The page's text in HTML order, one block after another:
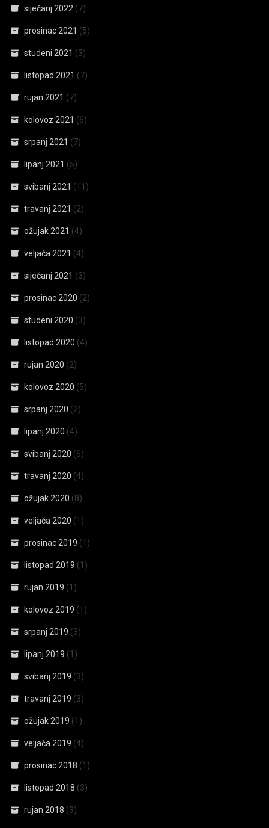
siječanj 2022 (7)
prosinac 2021 (5)
studeni 2021 (3)
listopad 2021 (7)
rujan 2021 (7)
kolovoz 2021 (6)
srpanj 2021 (7)
lipanj 2021 (5)
svibanj 2021 (11)
travanj 2021 (2)
ožujak 2021 (4)
veljača 2021 (4)
siječanj 2021 (3)
prosinac 2020 (2)
studeni 2020 (3)
listopad 2020 (4)
rujan 2020 (2)
kolovoz 2020 (5)
srpanj 2020 (2)
lipanj 2020 (4)
svibanj 2020 (6)
travanj 2020 (4)
ožujak 2020 (8)
veljača 2020 (1)
prosinac 2019 (1)
listopad 2019 (1)
rujan 2019 (1)
kolovoz 2019 (1)
srpanj 2019 (3)
lipanj 2019 (1)
svibanj 2019 (3)
travanj 2019 (3)
ožujak 2019 (1)
veljača 2019 (4)
prosinac 2018 (1)
listopad 2018 (3)
rujan 2018 (3)